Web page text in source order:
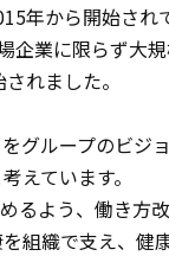
年から開始さ
企業に限らず大
れました。
グループのビジ
えています。
るよう、働き方
組織で支え、健